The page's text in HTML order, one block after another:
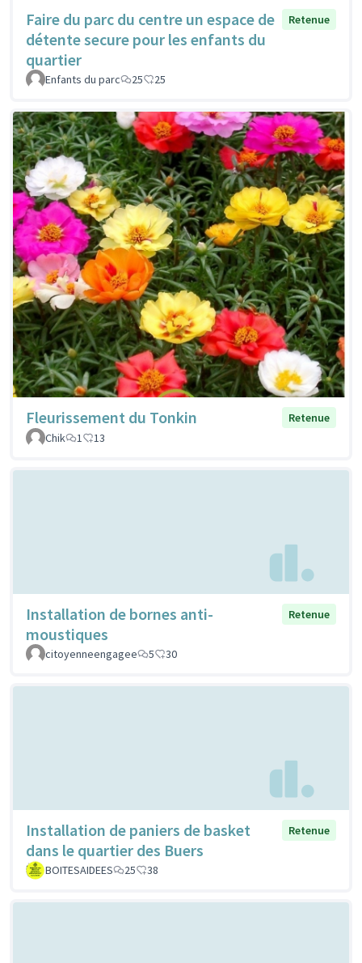
Faire du parc du centre un espace de
détente secure pour les enfants du
quartier
Retenue
Enfants du parc 25 25
Fleurissement du Tonkin
Retenue
Chik
1 13
Installation de bornes anti-
moustiques
Retenue
citoyenneengagee 5 30
Installation de paniers de basket
dans le quartier des Buers
Retenue
BOITESAIDEES 25 38